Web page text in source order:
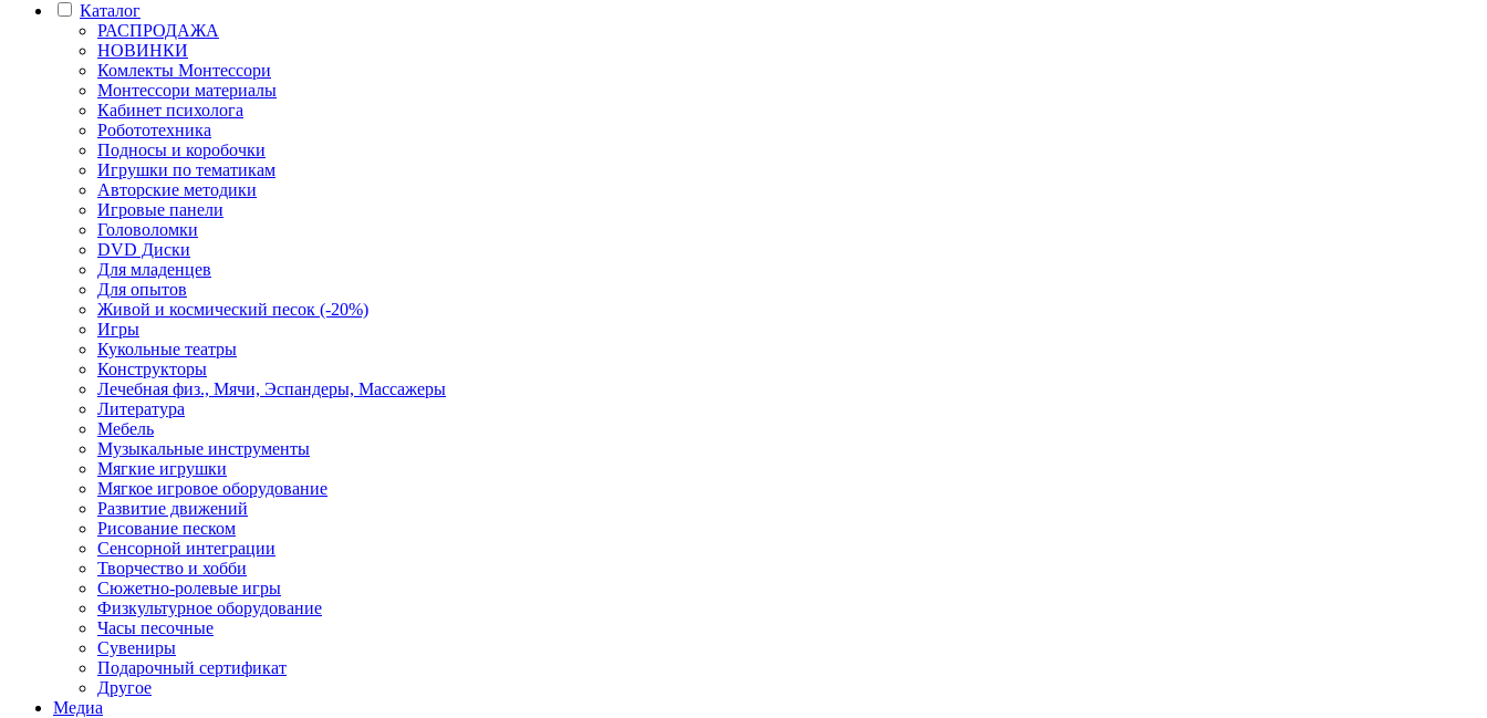
Каталог
РАСПРОДАЖА
НОВИНКИ
Комлекты Монтессори
Монтессори материалы
Кабинет психолога
Робототехника
Подносы и коробочки
Игрушки по тематикам
Авторские методики
Игровые панели
Головоломки
DVD Диски
Для младенцев
Для опытов
Живой и космический песок (-20%)
Игры
Кукольные театры
Конструкторы
Лечебная физ., Мячи, Эспандеры, Массажеры
Литература
Мебель
Музыкальные инструменты
Мягкие игрушки
Мягкое игровое оборудование
Развитие движений
Рисование песком
Сенсорной интеграции
Творчество и хобби
Сюжетно-ролевые игры
Физкультурное оборудование
Часы песочные
Сувениры
Подарочный сертификат
Другое
Медиа